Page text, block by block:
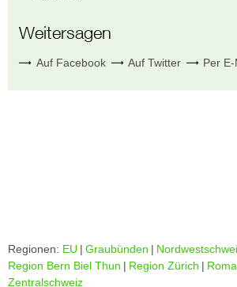
Weitersagen
Auf Facebook Auf Twitter Per
Regionen: EU | Graubünden |
Region Bern Biel Thun | Region Zürich |
Zentralschweiz